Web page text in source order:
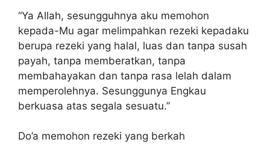
“Ya Allah, sesungguhnya aku memohon
kepada-Mu agar melimpahkan rezeki kepadaku
berupa rezeki yang halal, luas dan tanpa susah
payah, tanpa memberatkan, tanpa
membahayakan dan tanpa rasa lelah dalam
memperolehnya. Sesunggunya Engkau
berkuasa atas segala sesuatu.”
Do’a memohon rezeki yang berkah